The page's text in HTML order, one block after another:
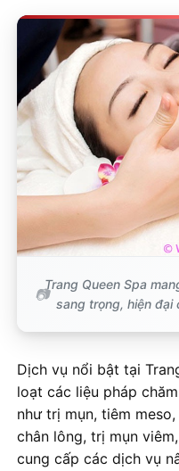
Trang Queen Spa
sang trọng, hiện đại
Dịch vụ nổi bật tại
loạt các liệu pháp
như trị mụn, tiêm
chân lông, trị mụn
cung cấp các dịch vụ